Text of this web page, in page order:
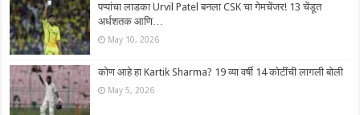
पप्पांचा लाडका Urvil Patel बनला CSK चा गेमचेंजर! 13 चेंडूत
अर्धशतक आणि…
May 10, 2026
कोण आहे हा Kartik Sharma? 19 व्या वर्षी 14 कोटींची लागली बोली
May 5, 2026